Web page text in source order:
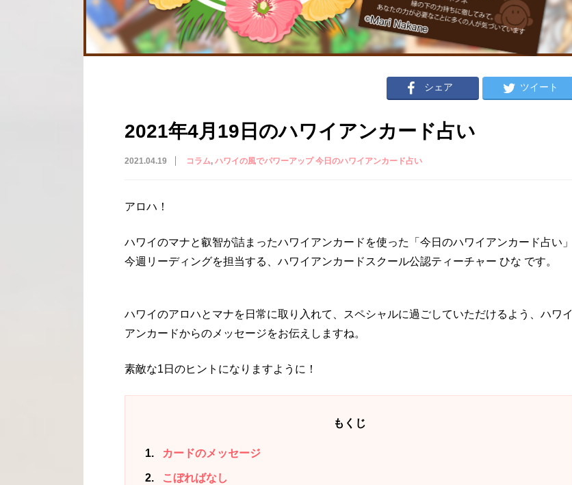
シェア ツイート
2021年4月19日のハワイアンカード占い
2021.04.19 コラム ハワイの風でパワーアップ 今日のハワイアンカード占い
アロハ！
ハワイのマナと叡智が詰まったハワイアンカードを使った「今日のハワイアンカード占い」
今週リーディングを担当する、ハワイアンカードスクール公認ティーチャー ひな です。
ハワイのアロハとマナを日常に取り入れて、スペシャルに過ごしていただけるよう、ハワイ
アンカードからのメッセージをお伝えしますね。
素敵な1日のヒントになりますように！
もくじ
1 カードのメッセージ
2 こぼればなし